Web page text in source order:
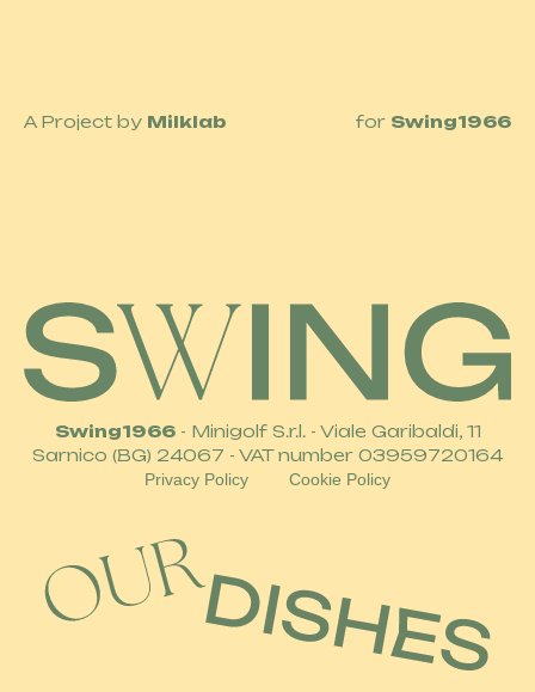
A Project by Milklab for Swing1966
Swing1966- Minigolf S.r.l. - Viale Garibaldi, 11
Sarnico (BG) 24067 - VAT number 03959720164
Privacy Policy Cookie Policy